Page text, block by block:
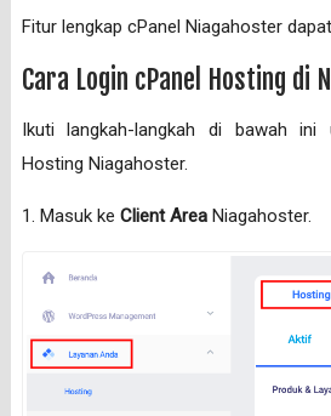
Fitur lengkap cPanel Niagahoster
Cara Login cPanel Hosting di
Ikuti langkah-langkah di bawah
Hosting Niagahoster.
1. Masuk ke Client AreaNiagahoster.